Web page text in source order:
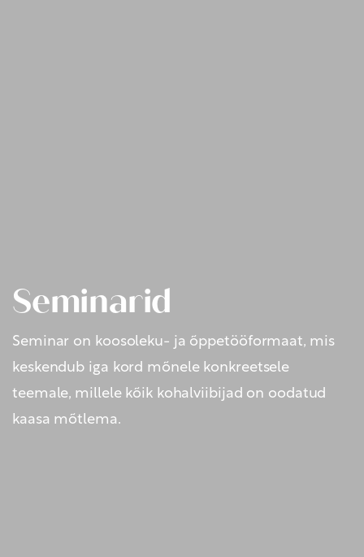
Seminarid
Seminar on koosoleku- ja õppetööformaat, mis
keskendub iga kord mõnele konkreetsele
teemale, millele kõik kohalviibijad on oodatud
kaasa mõtlema.